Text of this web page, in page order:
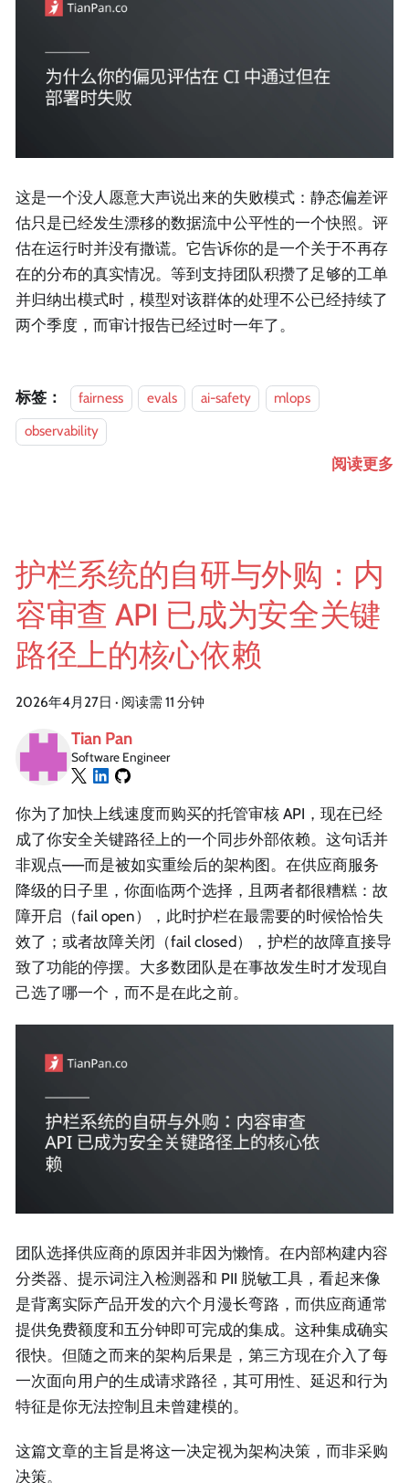
这是一个没人愿意大声说出来的失败模式：静态偏差评
估只是已经发生漂移的数据流中公平性的一个快照。评
估在运行时并没有撒谎。它告诉你的是一个关于不再存
在的分布的真实情况。等到支持团队积攒了足够的工单
并归纳出模式时，模型对该群体的处理不公已经持续了
两个季度，而审计报告已经过时一年了。
标签： fairness evals ai-safety
mlops
observability
阅读更多
护栏系统的自研与外购：内
容审查 API 已成为安全关键
路径上的核心依赖
2026年4月27日 · 阅读需 11 分钟
Tian Pan
Software Engineer
你为了加快上线速度而购买的托管审核 API，现在已经
成了你安全关键路径上的一个同步外部依赖。这句话并
非观点——而是被如实重绘后的架构图。在供应商服务
降级的日子里，你面临两个选择，且两者都很糟糕：故
障开启（fail open），此时护栏在最需要的时候恰恰失
效了；或者故障关闭（fail closed），护栏的故障直接导
致了功能的停摆。大多数团队是在事故发生时才发现自
己选了哪一个，而不是在此之前。
团队选择供应商的原因并非因为懒惰。在内部构建内容
分类器、提示词注入检测器和 PII 脱敏工具，看起来像
是背离实际产品开发的六个月漫长弯路，而供应商通常
提供免费额度和五分钟即可完成的集成。这种集成确实
很快。但随之而来的架构后果是，第三方现在介入了每
一次面向用户的生成请求路径，其可用性、延迟和行为
特征是你无法控制且未曾建模的。
这篇文章的主旨是将这一决定视为架构决策，而非采购
决策。